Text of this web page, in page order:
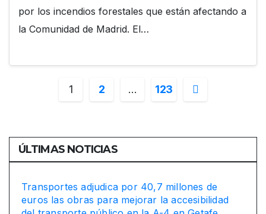
por los incendios forestales que están afectando a
la Comunidad de Madrid. El…
Paginación
entradas
1 2 … 123
ÚLTIMAS NOTICIAS
Transportes adjudica por 40,7 millones de
euros las obras para mejorar la accesibilidad